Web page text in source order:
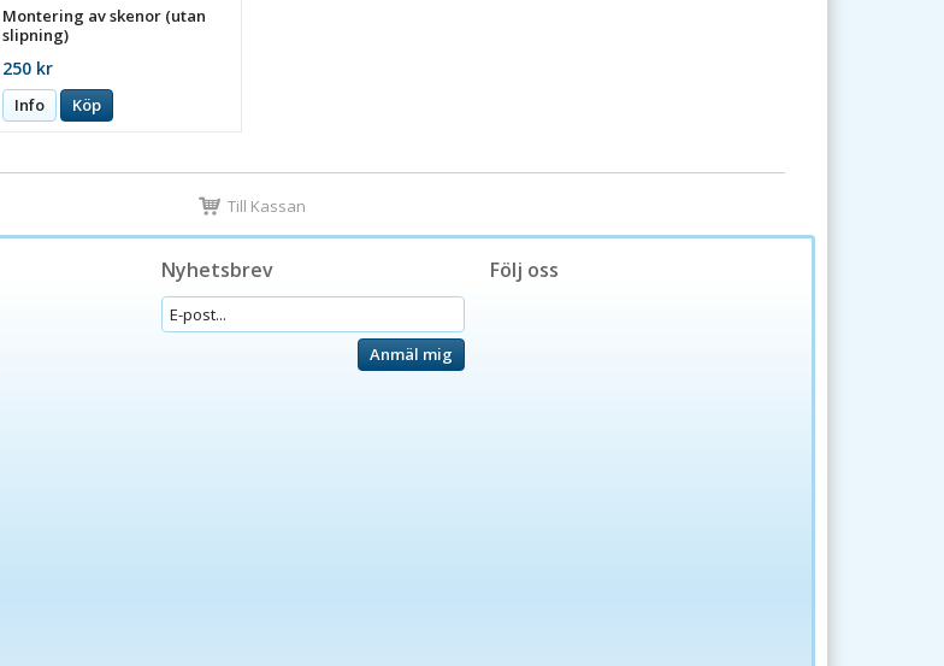
Montering av skenor (utan
slipning)
250 kr
Info Köp
Till Kassan
Följ oss
Nyhetsbrev
Anmäl mig